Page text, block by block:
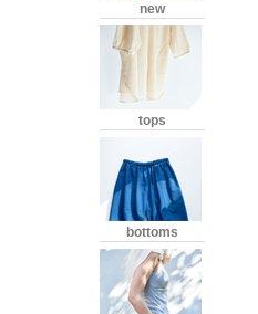
new
tops
bottoms